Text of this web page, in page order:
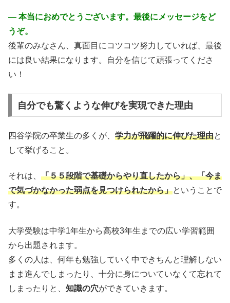
― 本当におめでとうございます。最後にメッセージをど
うぞ。
後輩のみなさん、真面目にコツコツ努力していれば、最後
には良い結果になります。自分を信じて頑張ってくださ
い！
自分でも驚くような伸びを実現できた理由
四谷学院の卒業生の多くが、 学力が飛躍的に伸びた理由と
して挙げること。
それは、 「５５段階で基礎からやり直したから」、「今ま
で気づかなかった弱点を見つけられたから」ということで
す。
大学受験は中学1年生から高校3年生までの広い学習範囲
から出題されます。
多くの人は、何年も勉強していく中できちんと理解しない
まま進んでしまったり、十分に身についていなくて忘れて
しまったりと、 知識の穴ができていきます。